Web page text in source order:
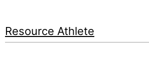
Resource Athlete